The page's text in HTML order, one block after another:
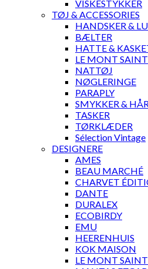
VISKESTYKKER
TØJ & ACCESSORIES
HANDSKER &
BÆLTER
HATTE &
LE MONT
NATTØJ
NØGLERINGE
PARAPLY
SMYKKER &
TASKER
TØRKLÆDER
Sélection Vintage
DESIGNERE
AMES
BEAU MARCHÉ
CHARVET
DANTE
DURALEX
ECOBIRDY
EMU
HEERENHUIS
KOK MAISON
LE MONT